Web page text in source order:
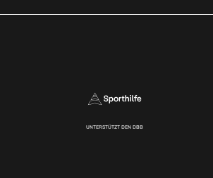
UNTERSTÜTZT DEN DBB